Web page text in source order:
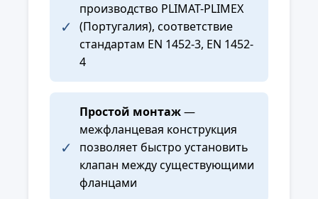
✓
производство PLIMAT-PLIMEX
(Португалия), соответствие
стандартам EN 1452-3, EN 1452-
4
✓
Простой монтаж—
межфланцевая конструкция
позволяет быстро установить
клапан между существующими
фланцами